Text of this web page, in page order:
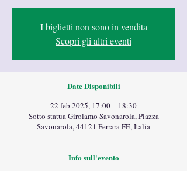
I biglietti non sono in vendita
Scopri gli altri eventi
Date Disponibili
22 feb 2025, 17:00 – 18:30
Sotto statua Girolamo Savonarola, Piazza
Savonarola, 44121 Ferrara FE, Italia
Info sull'evento